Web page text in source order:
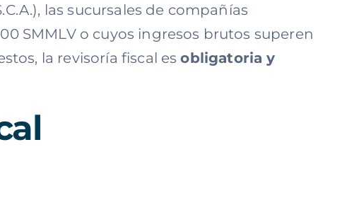
las sucursales de compañías
SMMLV o cuyos ingresos brutos superen
la revisoría fiscal esobligatoria y